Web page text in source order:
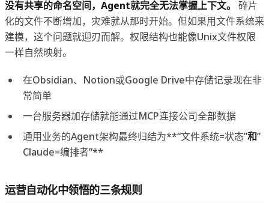
没有共享的命名空间，Agent就完全无法掌握上下文。 碎片
化的文件不断增加，灾难就从那时开始。但如果用文件系统来
建模，这个问题就迎刃而解。权限结构也能像Unix文件权限
一样自然映射。
在Obsidian、Notion或Google Drive中存储记录现在非
常简单
一台服务器加存储就能通过MCP连接公司全部数据
通用业务的Agent架构最终归结为**“文件系统=状态”和”
Claude=编排者”**
运营自动化中领悟的三条规则